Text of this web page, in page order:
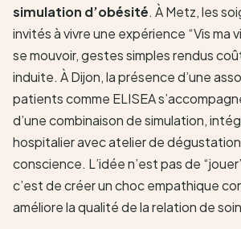
simulation d’obésité. À Metz, les
invités à vivre une expérience “Vis ma
se mouvoir, gestes simples rendus
induite. À Dijon, la présence d’une
patients comme ELISEA
d’une combinaison de simulation,
hospitalier avec atelier de
conscience. L’idée n’est pas de
c’est de créer un choc empathique
améliore la qualité de la relation de